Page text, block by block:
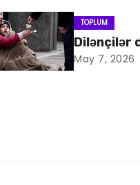
TOPLUM
Dilənçilər
May 7, 2026